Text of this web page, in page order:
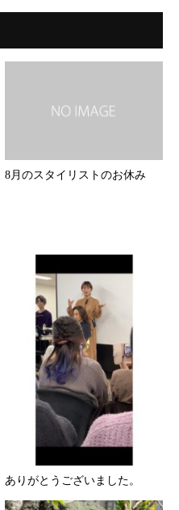
8月のスタイリストのお休み
ありがとうございました。